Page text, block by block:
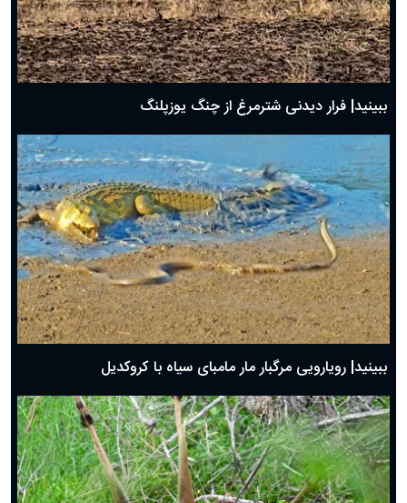
ببینید| فرار دیدنی شترمرغ از چنگ یوزپلنگ
ببینید| رویارویی مرگبار مار مامبای سیاه با کروکدیل